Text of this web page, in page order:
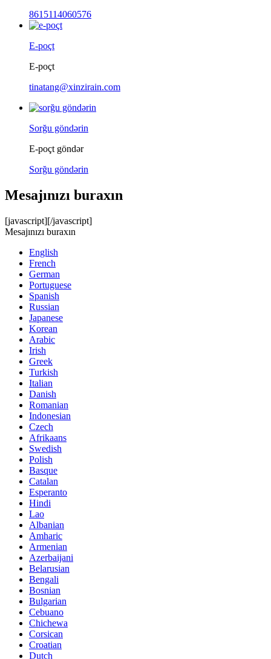
8615114060576
E-poçt
E-poçt
tinatang@xinzirain.com
Sorğu göndərin
E-poçt göndər
Sorğu göndərin
Mesajınızı buraxın
[javascript][/javascript]
Mesajınızı buraxın
English
French
German
Portuguese
Spanish
Russian
Japanese
Korean
Arabic
Irish
Greek
Turkish
Italian
Danish
Romanian
Indonesian
Czech
Afrikaans
Swedish
Polish
Basque
Catalan
Esperanto
Hindi
Lao
Albanian
Amharic
Armenian
Azerbaijani
Belarusian
Bengali
Bosnian
Bulgarian
Cebuano
Chichewa
Corsican
Croatian
Dutch